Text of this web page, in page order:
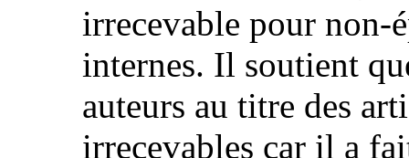
irrecevable pour non-
internes. Il soutient
auteurs au titre des
irrecevables car il a